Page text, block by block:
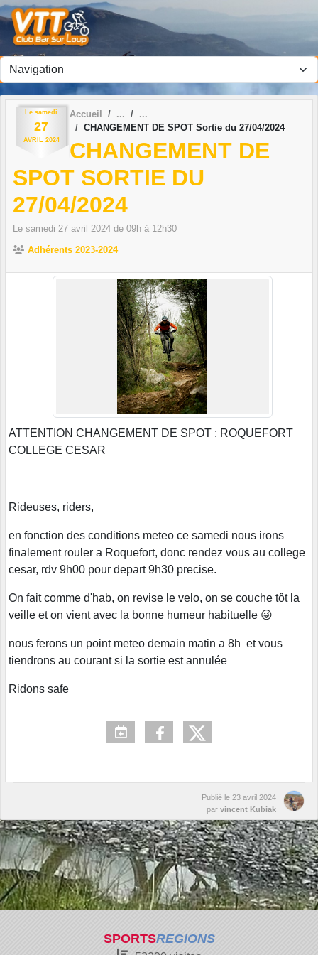
Le samedi
27
AVRIL 2024
Accueil
CHANGEMENT DE SPOT Sortie du 27/04/2024
CHANGEMENT DE
SPOT SORTIE DU
27/04/2024
Le samedi 27 avril 2024 de 09h à 12h30
Adhérents 2023-2024
ATTENTION CHANGEMENT DE SPOT : ROQUEFORT
COLLEGE CESAR
Rideuses, riders,
en fonction des conditions meteo ce samedi nous irons
finalement rouler a Roquefort, donc rendez vous au college
cesar, rdv 9h00 pour depart 9h30 precise.
On fait comme d'hab, on revise le velo, on se couche tôt la
veille et on vient avec la bonne humeur habituelle 😜
nous ferons un point meteo demain matin a 8h et vous
tiendrons au courant si la sortie est annulée
Ridons safe
Publié le 23 avril 2024
par vincent Kubiak
SPORTSREGIONS
Panneau de gestion des cookies